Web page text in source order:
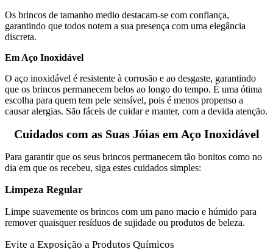
Os brincos de tamanho medio destacam-se com confiança,
garantindo que todos notem a sua presença com uma elegância
discreta.
Em Aço Inoxidável
O aço inoxidável é resistente à corrosão e ao desgaste, garantindo
que os brincos permanecem belos ao longo do tempo. É uma ótima
escolha para quem tem pele sensível, pois é menos propenso a
causar alergias. São fáceis de cuidar e manter, com a devida atenção.
Cuidados com as Suas Jóias em Aço Inoxidável
Para garantir que os seus brincos permanecem tão bonitos como no
dia em que os recebeu, siga estes cuidados simples:
Limpeza Regular
Limpe suavemente os brincos com um pano macio e húmido para
remover quaisquer resíduos de sujidade ou produtos de beleza.
Evite a Exposição a Produtos Químicos